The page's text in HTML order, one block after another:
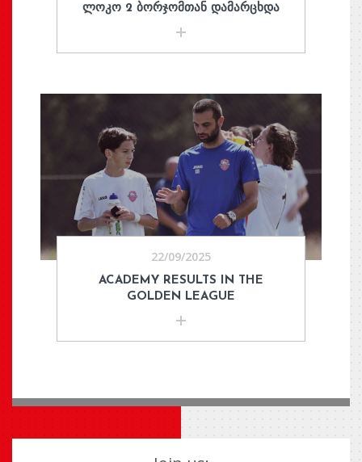
ᲚᲝᲙᲝ 2 ᲑᲝᲠᲯᲝᲛᲗᲐᲜ ᲓᲐᲛᲐᲠᲪᲮᲓᲐ
22/09/2025
ACADEMY RESULTS IN THE
GOLDEN LEAGUE